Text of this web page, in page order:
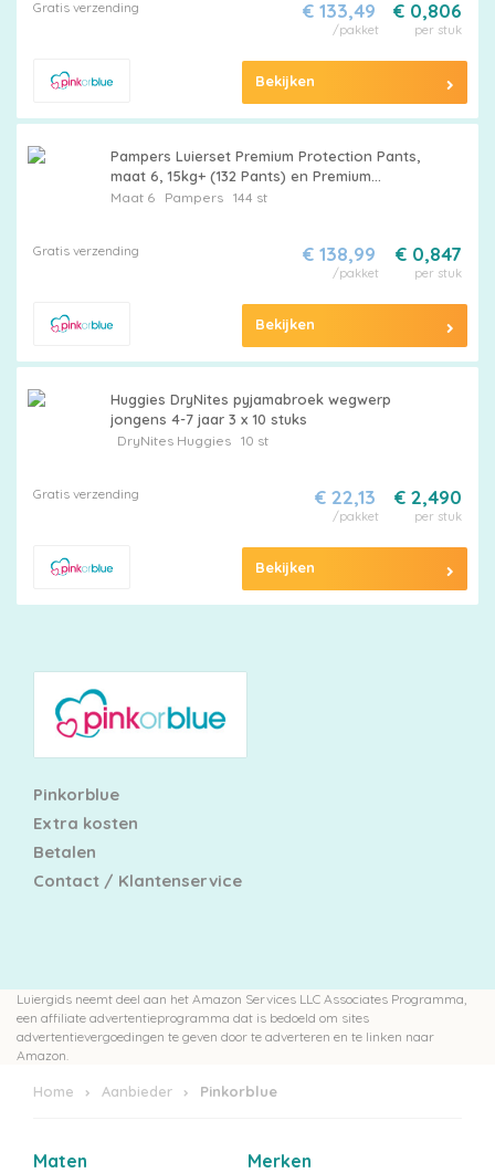
Gratis verzending € 0,806
per stuk
€ 133,49
/pakket
Bekijken
Pampers Luierset Premium Protection Pants,
maat 6, 15kg+ (132 Pants) en Premium
Protection Luiers, maat 6 Extra Large , 13kg+
Maat 6 Pampers144 st
Gratis verzending € 0,847
per stuk
€ 138,99
/pakket
Bekijken
Huggies DryNites pyjamabroek wegwerp
jongens 4-7 jaar 3 x 10 stuks
DryNites Huggies10 st
Gratis verzending € 2,490
per stuk
€ 22,13
/pakket
Bekijken
Pinkorblue
Extra kosten
Betalen
Contact / Klantenservice
Luiergids neemt deel aan het Amazon Services LLC Associates Programma,
een affiliate advertentieprogramma dat is bedoeld om sites
advertentievergoedingen te geven door te adverteren en te linken naar
Amazon.
Home Aanbieder Pinkorblue
Maten Merken